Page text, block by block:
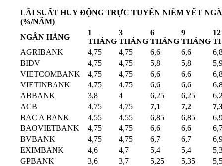
LÃI SUẤT HUY ĐỘNG TRỰC TUYẾN NIÊM YẾT
(%/NĂM)
NGÂN HÀNG
1
THÁNG
3
THÁNG
6
THÁNG
9
THÁNG
12
AGRIBANK
4,75 4,75 6,6 6,6
6,8
BIDV
4,75 4,75 5,8 5,8
5,9
VIETCOMBANK
4,75 4,75 6,6 6,6
6,8
VIETINBANK
4,75 4,75 6,6 6,6
6,8
ABBANK
3,8 4 6,25 6,25
ACB
4,75 4,75 7,1 7,2
7,3
BAC A BANK
4,55 4,55 6,85 6,85
6,9
BAOVIETBANK
4,75 4,75 6,6 6,6
6,7
BVBANK
4,75 4,75 6,7 6,7
6,9
EXIMBANK
4,6 4,7 5,4 5,4
5,3
GPBANK
3,6 3,7 5,25 5,35